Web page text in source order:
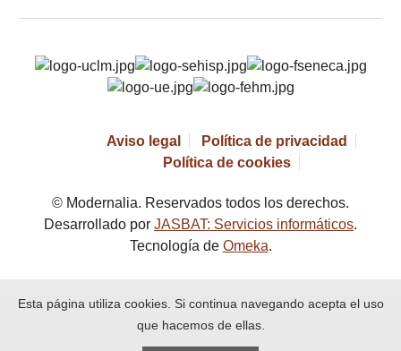
Aviso legal
Política de privacidad
Política de cookies
© Modernalia. Reservados todos los derechos.
Desarrollado por JASBAT: Servicios informáticos.
Tecnología de Omeka.
Esta página utiliza cookies. Si continua navegando acepta el uso
que hacemos de ellas.